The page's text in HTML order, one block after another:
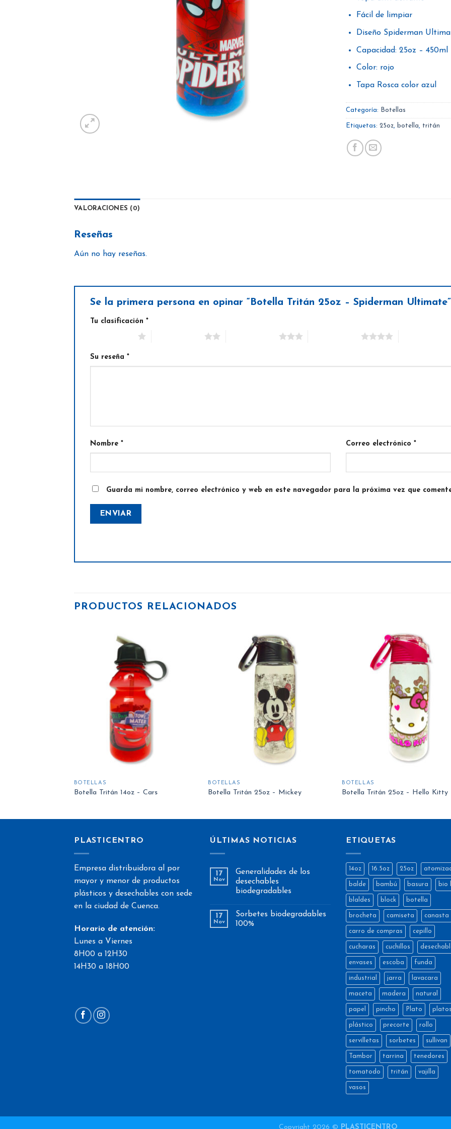
Fácil de limpiar
Diseño Spiderman
Capacidad: 25oz – 450ml
Color: rojo
Tapa Rosca color azul
Categoría: Botellas
Etiquetas: 25oz botella tritán
VALORACIONES (0)
Reseñas
Aún no hay reseñas.
Se la primera persona en opinar “Botella Tritán 25oz – Spiderman
Tu clasificación *
Su reseña *
Nombre * Correo electrónico *
Guarda mi nombre, correo electrónico y web en este navegador para la próxima vez que
PRODUCTOS RELACIONADOS
BOTELLAS
Botella Tritán 14oz – Cars
BOTELLAS
Botella Tritán 25oz – Mickey
BOTELLAS
Botella Tritán 25oz – Hello Kitty
PLASTICENTRO
Empresa distribuidora al por
mayor y menor de productos
plásticos y desechables con sede
en la ciudad de Cuenca.
Horario de atención:
Lunes a Viernes
8H00 a 12H30
14H30 a 18H00
ÚLTIMAS NOTICIAS
17
Nov
Generalidades de los
desechables
biodegradables
17
Nov
Sorbetes biodegradables
100%
ETIQUETAS
14oz 16.5oz 25oz
balde bambú basura bio
blaldes block botella
brocheta camiseta canasta
carro de compras cepillo
cucharas cuchillos
envases escoba funda
industrial jarra lavacara
maceta madera natural
papel pincho Plato
plástico precorte rollo
servilletas sorbetes sullivan
Tambor tarrina tenedores
tomatodo tritán vajilla
vasos
Copyright 2026 © PLASTICENTRO